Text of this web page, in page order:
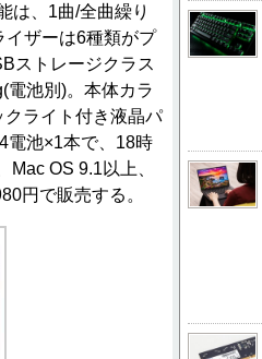
は、1曲/全曲繰り
イザーは6種類がプ
ストレージクラス
電池別)。本体カラ
ライト付き液晶パ
電池×1本で、18時
OS 9.1以上、
円で販売する。